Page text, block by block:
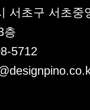
서초구 서초중
층
5712